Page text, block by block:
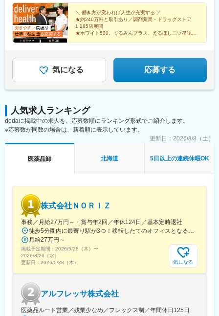
岡県静岡県島田市道悦3-14-2三島営業所：静岡県田方郡函南町肥
田字南中道476中津川営業所：岐阜県中津川市中津川字大西667-1
田辺営業所：和歌山県田辺市三栖字三反田130-5京都北営業所：京
都府京都市北区上賀茂向縄手町16滑川営業所：富山県滑川市柳原
字宮ノ東41-29※詳細は「会社概要」欄HPから
駅、砺波駅、片原町駅(富山県)、速星駅、春江駅、水落駅、しんざ
駅、上越妙高駅、信州中野駅、附属中学前駅、切石駅、岩村田
駅、西上田駅、酒折駅、禾生駅、富士駅、古庄駅、半田駅、荒子
川公園駅、妙興寺駅、六軒駅(三重県)、霞ケ浦駅、光善寺駅、平野
駅(地下鉄)、久米田駅、ケーブル八幡宮山上駅、田村駅、唐崎駅、
出雲市駅、高野駅、西富井駅、周防下郷駅、櫛ケ浜駅、府中駅(徳
島県)、北久米駅、北宇和島駅、伏石駅、下曽根駅、高城駅、杵築
駅、宮崎駅、日向庄内駅、門川駅、志布志駅、日宇駅、玉名駅、
＼ 働き方が変われば人生が充実する ／
★約240万軒と取引あり／調剤薬局・ドラッグストア
1,285店展開
★ホワイト500、くるみんプラス、えるぼし三ツ星認定
気になる 応募する
人気求人ランキング
dodaに掲載中の求人を、応募数順にランキング形式でご紹介します。
※応募数が同数の場合は、新着順に表示しています。
更新日： 2026/8/8（土）
医薬品卸 北海道 5日以上の連続休暇OK
株式会社ＮＯＲＩＺ
事務／月給27万円～・賞与年2回／年休124日／基本定時退社
月給27万円～
掲載予定期間： 2026/5/28（木） 〜
2026/8/26（水）
更新日： 2026/5/28（木） 気になる
アルフレッサ株式会社
医薬品ルート営業／残業少なめ／フレックス制／年間休日125日